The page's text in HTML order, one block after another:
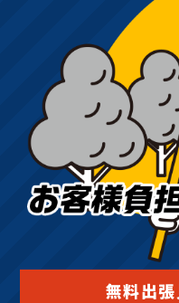
無料出